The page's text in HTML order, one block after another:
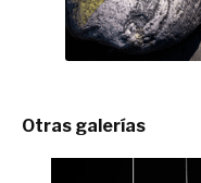
Otras galerías